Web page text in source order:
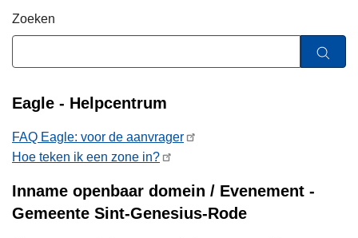
Zoeken
Eagle - Helpcentrum
FAQ Eagle: voor de aanvrager
Hoe teken ik een zone in?
Inname openbaar domein / Evenement -
Gemeente Sint-Genesius-Rode